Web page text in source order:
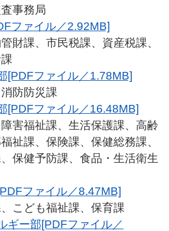
事務局
ファイル／2.92MB]
財課、市民税課、資産税課、
[PDFファイル／1.78MB]
防防災課
[PDFファイル／16.48MB]
害福祉課、生活保護課、高齢
祉課、保険課、保健総務課、
保健予防課、食品・生活衛生
ファイル／8.47MB]
こども福祉課、保育課
ギー部[PDFファイル／